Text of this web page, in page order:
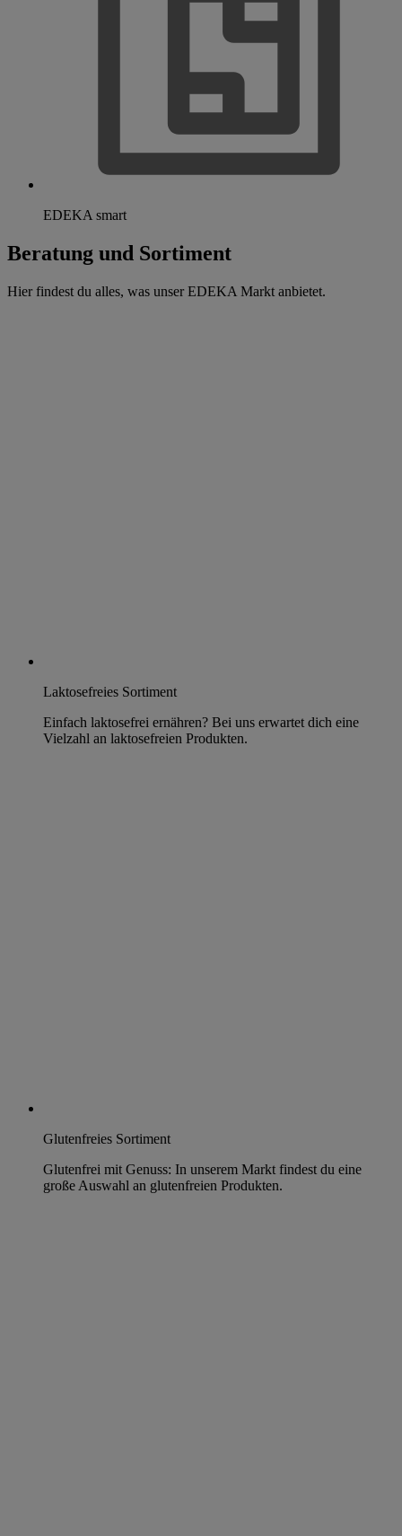
EDEKA smart
Beratung und Sortiment
Hier findest du alles, was unser EDEKA Markt anbietet.
Laktosefreies Sortiment
Einfach laktosefrei ernähren? Bei uns erwartet dich eine
Vielzahl an laktosefreien Produkten.
Glutenfreies Sortiment
Glutenfrei mit Genuss: In unserem Markt findest du eine
große Auswahl an glutenfreien Produkten.